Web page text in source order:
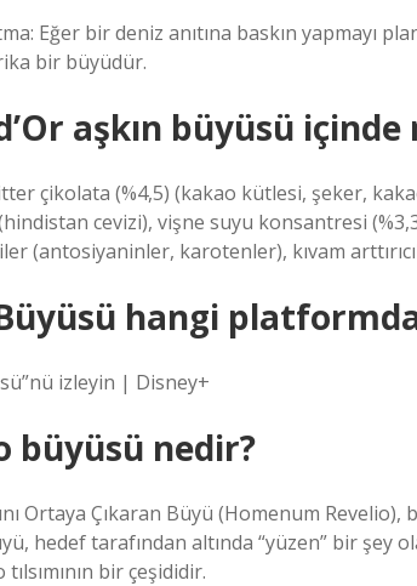
Eğer bir deniz anıtına baskın yapmayı
bir büyüdür.
aşkın büyüsü içinde
çikolata (%4,5) (kakao kütlesi, şeker,
cevizi), vişne suyu konsantresi
(antosiyaninler, karotenler), kıvam
hangi
izleyin | Disney+
büyüsü nedir?
Ortaya Çıkaran Büyü (Homenum
hedef tarafından altında “yüzen” bir
bir çeşididir.